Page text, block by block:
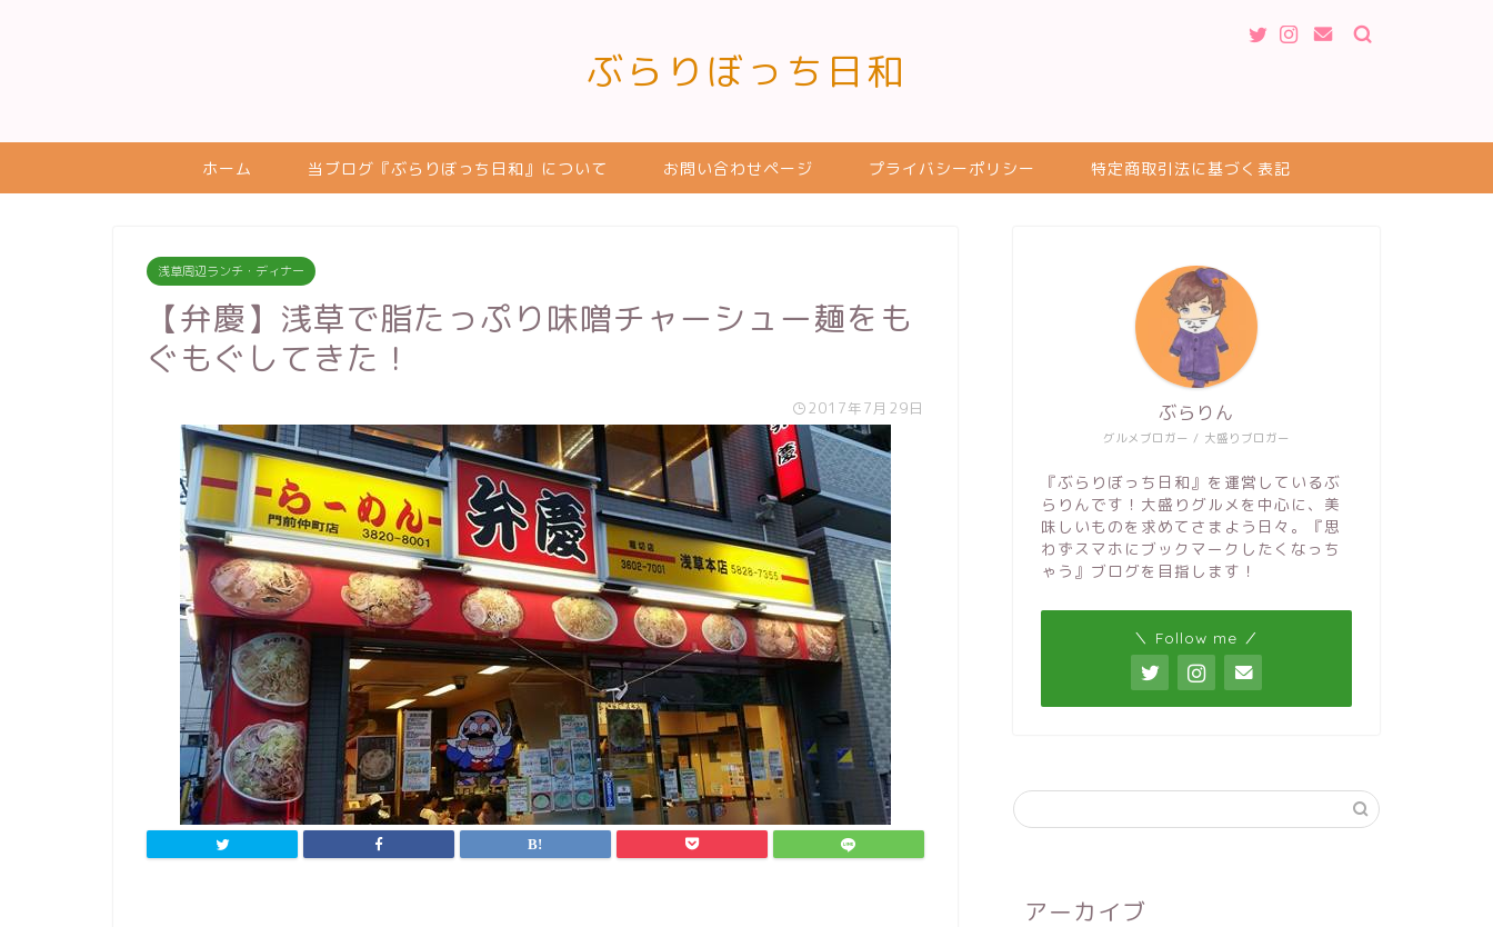
ぶらりぼっち日和
ホーム 当ブログ『ぶらりぼっち日和』について お問い合わせページ プライバシーポリシー 特定商取引法に基づく表記
浅草周辺ランチ・ディナー
【弁慶】浅草で脂たっぷり味噌チャーシュー麺をも
ぐもぐしてきた！
2017年7月29日
グルメブロガー / 大盛りブロガー
ぶらりん
『ぶらりぼっち日和』を運営しているぶ
らりんです！大盛りグルメを中心に、美
味しいものを求めてさまよう日々。『思
わずスマホにブックマークしたくなっち
ゃう』ブログを目指します！
＼ Follow me ／
アーカイブ